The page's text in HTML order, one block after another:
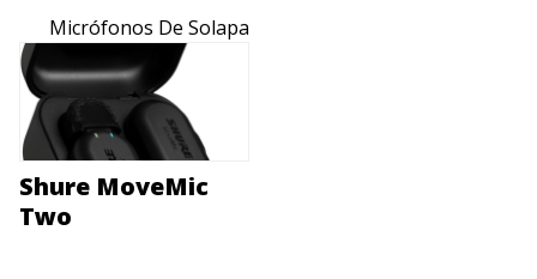
Micrófonos De Solapa
Shure MoveMic
Two